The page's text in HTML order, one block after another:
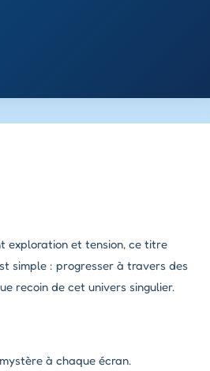
exploration et tension, ce titre
simple : progresser à travers des
recoin de cet univers singulier.
à chaque écran.